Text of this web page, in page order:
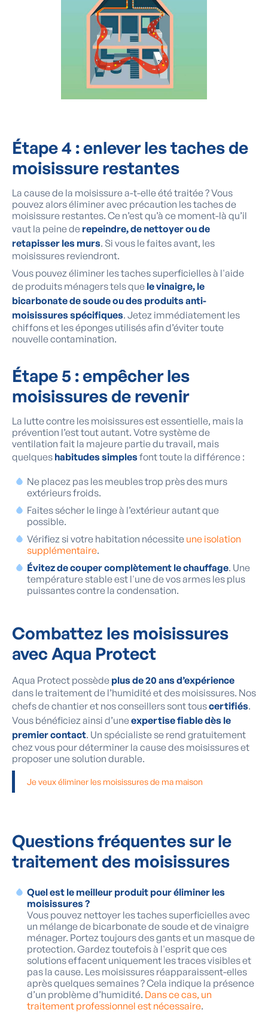
Étape 4 : enlever les taches de
moisissure restantes
La cause de la moisissure a-t-elle été traitée ? Vous
pouvez alors éliminer avec précaution les taches de
moisissure restantes. Ce n’est qu’à ce moment-là qu’il
vaut la peine de repeindre, de nettoyer ou de
retapisser les murs. Si vous le faites avant, les
moisissures reviendront.
Vous pouvez éliminer les taches superficielles à l'aide
de produits ménagers tels que le vinaigre, le
bicarbonate de soude ou des produits anti-
moisissures spécifiques. Jetez immédiatement les
chiffons et les éponges utilisés afin d’éviter toute
nouvelle contamination.
Étape 5 : empêcher les
moisissures de revenir
La lutte contre les moisissures est essentielle, mais la
prévention l’est tout autant. Votre système de
ventilation fait la majeure partie du travail, mais
quelques habitudes simplesfont toute la différence :
Ne placez pas les meubles trop près des murs
extérieurs froids.
Faites sécher le linge à l’extérieur autant que
possible.
Vérifiez si votre habitation nécessite une isolation
supplémentaire.
Évitez de couper complètement le chauffage. Une
température stable est l'une de vos armes les plus
puissantes contre la condensation.
Combattez les moisissures
avec Aqua Protect
Aqua Protect possède plus de 20 ans d’expérience
dans le traitement de l’humidité et des moisissures. Nos
chefs de chantier et nos conseillers sont touscertifiés.
Vous bénéficiez ainsi d’uneexpertise fiable dès le
premier contact. Un spécialiste se rend gratuitement
chez vous pour déterminer la cause des moisissures et
proposer une solution durable.
Je veux éliminer les moisissures de ma maison
Questions fréquentes sur le
traitement des moisissures
Quel est le meilleur produit pour éliminer les
moisissures ?
Vous pouvez nettoyer les taches superficielles avec
un mélange de bicarbonate de soude et de vinaigre
ménager. Portez toujours des gants et un masque de
protection. Gardez toutefois à l'esprit que ces
solutions effacent uniquement les traces visibles et
pas la cause. Les moisissures réapparaissent-elles
après quelques semaines ? Cela indique la présence
d’un problème d’humidité. Dans ce cas, un
traitement professionnel est nécessaire.